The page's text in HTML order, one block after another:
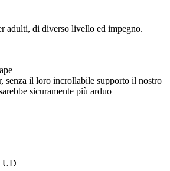
adulti, di diverso livello ed impegno.
senza il loro incrollabile supporto il nostro
sicuramente più arduo
UD